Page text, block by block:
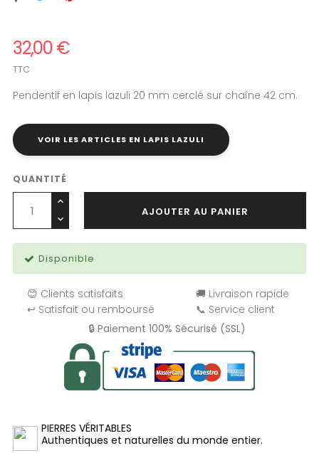
32,00 €
TTC
Pendentif en lapis lazuli 20 mm cerclé sur chaîne 42 cm.
VOIR LES ARTICLES EN LAPIS LAZULI
QUANTITÉ
AJOUTER AU PANIER
Disponible
😊 Clients satisfaits
🚚 Livraison rapide
↩️ Satisfait ou remboursé
📞 Service client
🔒 Paiement 100% Sécurisé (SSL)
PIERRES VÉRITABLES
Authentiques et naturelles du monde entier.